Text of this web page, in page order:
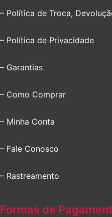
– Política de Troca,
– Política de Privacidade
– Garantias
– Como Comprar
– Minha Conta
– Fale Conosco
– Rastreamento
Formas de